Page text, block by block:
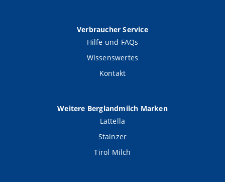
Verbraucher Service
Hilfe und FAQs
Wissenswertes
Kontakt
Weitere Berglandmilch Marken
Lattella
Stainzer
Tirol Milch